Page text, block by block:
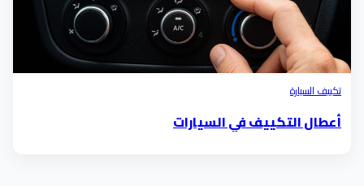
تكييف السيارة
أعطال التكييف في السيارات